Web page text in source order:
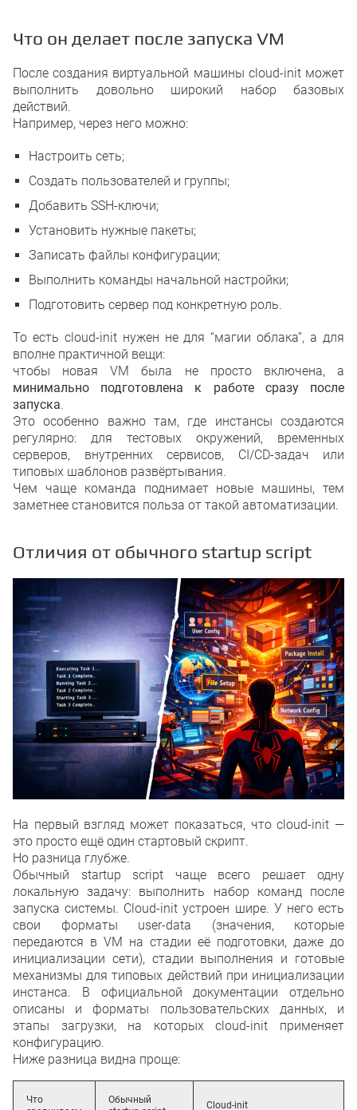
Что он делает после запуска VM
После создания виртуальной машины cloud-init может
выполнить довольно широкий набор базовых
действий.
Например, через него можно:
Настроить сеть;
Создать пользователей и группы;
Добавить SSH-ключи;
Установить нужные пакеты;
Записать файлы конфигурации;
Выполнить команды начальной настройки;
Подготовить сервер под конкретную роль.
То есть cloud-init нужен не для “магии облака”, а для
вполне практичной вещи:
чтобы новая VM была не просто включена, а
минимально подготовлена к работе сразу после
запуска.
Это особенно важно там, где инстансы создаются
регулярно: для тестовых окружений, временных
серверов, внутренних сервисов, CI/CD-задач или
типовых шаблонов развёртывания.
Чем чаще команда поднимает новые машины, тем
заметнее становится польза от такой автоматизации.
Отличия от обычного startup script
На первый взгляд может показаться, что cloud-init —
это просто ещё один стартовый скрипт.
Но разница глубже.
Обычный startup script чаще всего решает одну
локальную задачу: выполнить набор команд после
запуска системы. Cloud-init устроен шире. У него есть
свои форматы user-data (значения, которые
передаются в VM на стадии её подготовки, даже до
инициализации сети), стадии выполнения и готовые
механизмы для типовых действий при инициализации
инстанса. В официальной документации отдельно
описаны и форматы пользовательских данных, и
этапы загрузки, на которых cloud-init применяет
конфигурацию.
Ниже разница видна проще:
Что
Обычный
Cloud-init